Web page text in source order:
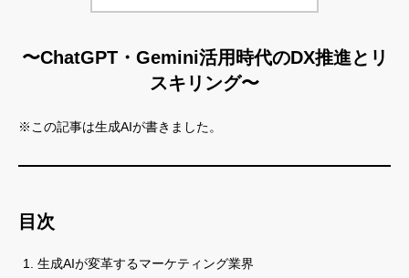
〜ChatGPT・Gemini活用時代のDX推進とリ
スキリング〜
※この記事は生成AIが書きました。
目次
生成AIが変革するマーケティング業界
利用規約
プライバシーポリシー
マーケター診断コンテンツ
LINE公式